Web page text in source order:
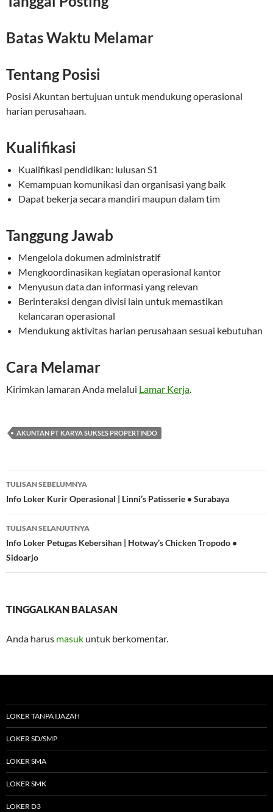
Batas Waktu Melamar
Tentang Posisi
Posisi Akuntan bertujuan untuk mendukung operasional
harian perusahaan.
Kualifikasi
Kualifikasi pendidikan: lulusan S1
Kemampuan komunikasi dan organisasi yang baik
Dapat bekerja secara mandiri maupun dalam tim
Tanggung Jawab
Mengelola dokumen administratif
Mengkoordinasikan kegiatan operasional kantor
Menyusun data dan informasi yang relevan
Berinteraksi dengan divisi lain untuk memastikan
kelancaran operasional
Mendukung aktivitas harian perusahaan sesuai kebutuhan
Cara Melamar
Kirimkan lamaran Anda melalui Lamar Kerja.
AKUNTAN PT KARYA SUKSES PROPERTINDO
Navigasi
Tulisan
TULISAN SEBELUMNYA
Info Loker Kurir Operasional | Linni’s Patisserie • Surabaya
TULISAN SELANJUTNYA
Info Loker Petugas Kebersihan | Hotway’s Chicken Tropodo •
Sidoarjo
TINGGALKAN BALASAN
Anda harus masuk untuk berkomentar.
LOKER TANPA IJAZAH
LOKER SD/SMP
LOKER SMA
LOKER SMK
LOKER D3